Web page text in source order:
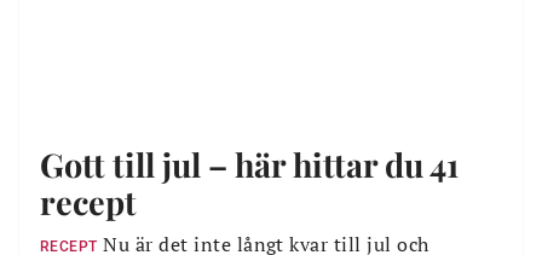
Gott till jul – här hittar du 41
recept
RECEPT Nu är det inte långt kvar till jul och